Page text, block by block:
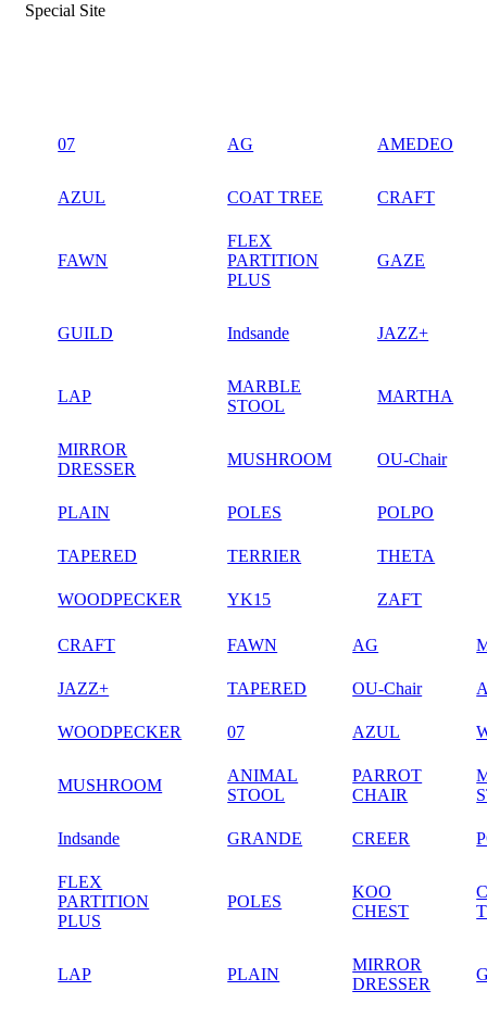
Special Site
07 AG AMEDEO
AZUL COAT TREE CRAFT
FAWN
FLEX
PARTITION
PLUS
GAZE
GUILD Indsande JAZZ+
LAP
MARBLE
STOOL
MARTHA
MIRROR
DRESSER
MUSHROOM OU-Chair
PLAIN POLES POLPO
TAPERED TERRIER THETA
WOODPECKER YK15 ZAFT
CRAFT FAWN AG
JAZZ+ TAPERED OU-Chair
WOODPECKER 07 AZUL
MUSHROOM
ANIMAL
STOOL
PARROT
CHAIR
Indsande GRANDE CREER
FLEX
PARTITION
PLUS
POLES
KOO
CHEST
LAP PLAIN
MIRROR
DRESSER